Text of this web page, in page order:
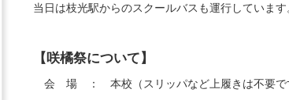
当日は枝光駅からのスクールバスも運行しています
【咲橘祭について】
会 場 ： 本校（スリッパなど上履きは不要で